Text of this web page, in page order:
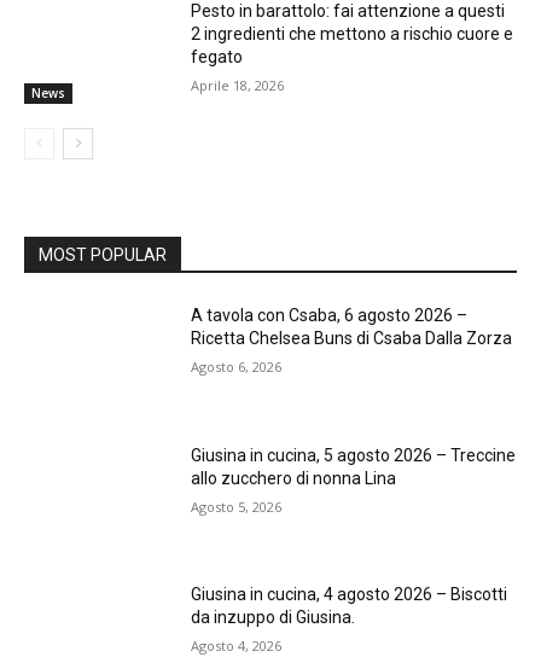
News
Pesto in barattolo: fai attenzione a questi
2 ingredienti che mettono a rischio cuore e
fegato
Aprile 18, 2026
MOST POPULAR
A tavola con Csaba, 6 agosto 2026 –
Ricetta Chelsea Buns di Csaba Dalla Zorza
Agosto 6, 2026
Giusina in cucina, 5 agosto 2026 – Treccine
allo zucchero di nonna Lina
Agosto 5, 2026
Giusina in cucina, 4 agosto 2026 – Biscotti
da inzuppo di Giusina.
Agosto 4, 2026